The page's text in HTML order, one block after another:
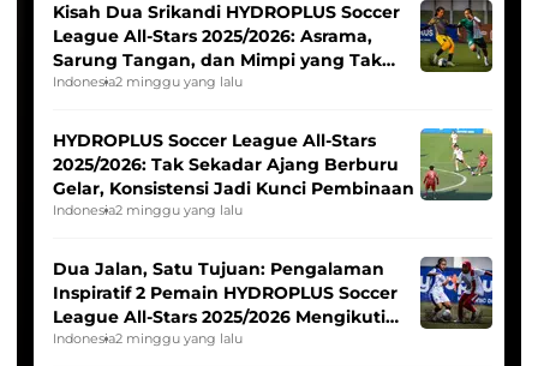
Kisah Dua Srikandi HYDROPLUS Soccer
League All-Stars 2025/2026: Asrama,
Sarung Tangan, dan Mimpi yang Tak
Pernah Padam
Indonesia2 minggu yang lalu
HYDROPLUS Soccer League All-Stars
2025/2026: Tak Sekadar Ajang Berburu
Gelar, Konsistensi Jadi Kunci Pembinaan
Indonesia2 minggu yang lalu
Dua Jalan, Satu Tujuan: Pengalaman
Inspiratif 2 Pemain HYDROPLUS Soccer
League All-Stars 2025/2026 Mengikuti
Seleksi Timnas Indonesia Putri
Indonesia2 minggu yang lalu